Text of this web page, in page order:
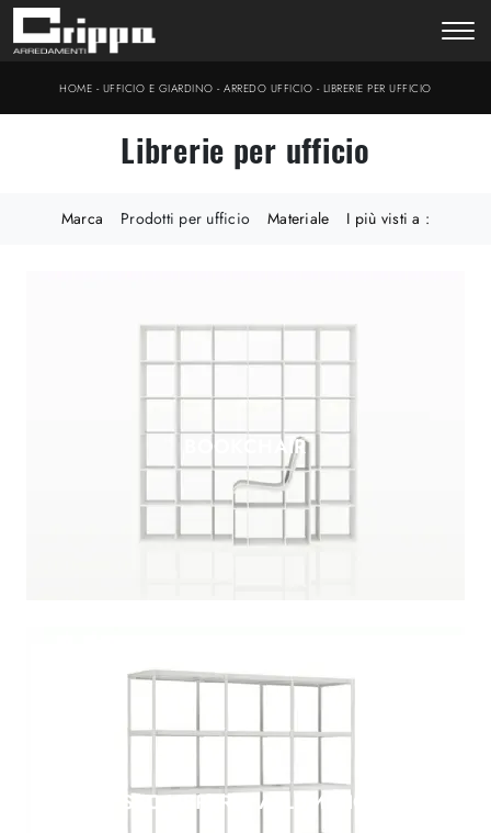
HOME - UFFICIO E GIARDINO -ARREDO UFFICIO - LIBRERIE PER UFFICIO
Librerie per ufficio
Marca Prodotti per ufficio Materiale I più visti a :
BOOKCHAIR
SEC LIBRERIA ALLUMINIO